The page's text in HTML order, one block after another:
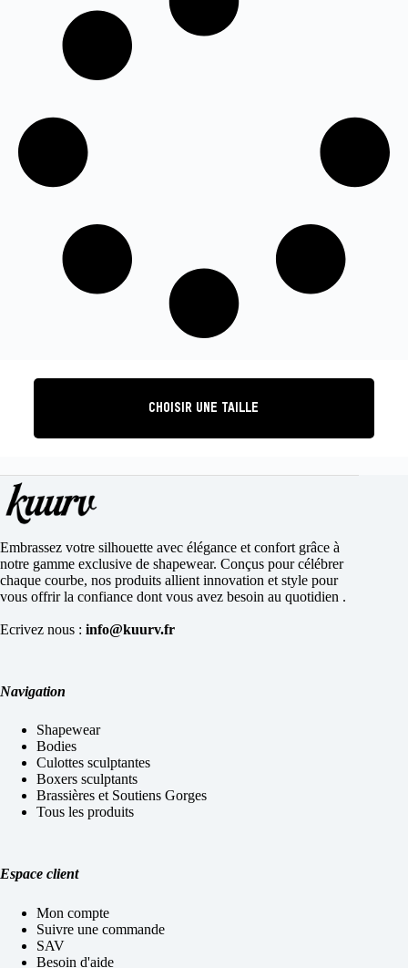
CHOISIR UNE TAILLE
Embrassez votre silhouette avec élégance et confort grâce à
notre gamme exclusive de shapewear. Conçus pour célébrer
chaque courbe, nos produits allient innovation et style pour
vous offrir la confiance dont vous avez besoin au quotidien .
Ecrivez nous : info@kuurv.fr
Navigation
Shapewear
Bodies
Culottes sculptantes
Boxers sculptants
Brassières et Soutiens Gorges
Tous les produits
Espace client
Mon compte
Suivre une commande
SAV
Besoin d'aide